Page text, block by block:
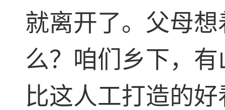
就离开了。父母
么？咱们乡下，
比这人工打造的好